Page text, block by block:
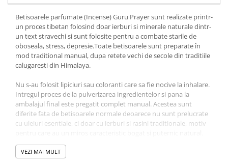
Betisoarele parfumate (Incense) Guru Prayer sunt realizate printr-
un proces tibetan folosind doar ierburi si minerale naturale dintr-
un text stravechi si sunt folosite pentru a combate starile de
oboseala, stress, depresie.Toate betisoarele sunt preparate în
mod traditional manual, dupa retete vechi de secole din traditiile
calugaresti din Himalaya.
Nu s-au folosit lipiciuri sau coloranti care sa fie nocive la inhalare.
Intregul proces de la pulverizarea ingredientelor si pana la
ambalajul final este pregatit complet manual. Acestea sunt
diferite fata de betisoarele normale deoarece nu sunt prelucrate
cu uleiuri esentiale, ci doar cu ierburi si rasini traditionale, motiv
Pachetul contine 27 de betisoare
VEZI MAI MULT